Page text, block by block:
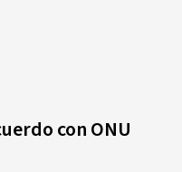
con ONU